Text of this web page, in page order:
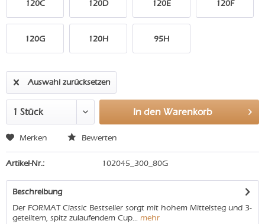
120C 120D 120E 120F
120G 120H 95H
Auswahl zurücksetzen
In den Warenkorb
Merken Bewerten
Artikel-Nr.: 102045_300_80G
Beschreibung
Der FORMAT Classic Bestseller sorgt mit hohem Mittelsteg und 3-
geteiltem, spitz zulaufendem Cup... mehr